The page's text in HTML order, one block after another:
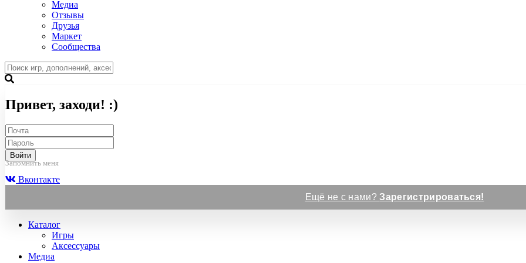
Медиа
Отзывы
Друзья
Маркет
Сообщества
Привет, заходи! :)
Войти
Запомнить меня
Вконтакте
Ещё не с нами?Зарегистрироваться!
Каталог
Игры
Аксессуары
Медиа